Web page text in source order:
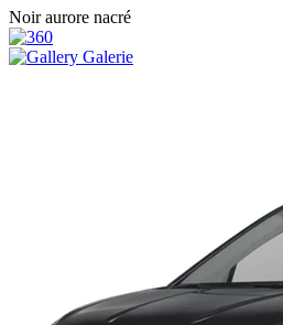
Noir aurore nacré
Galerie